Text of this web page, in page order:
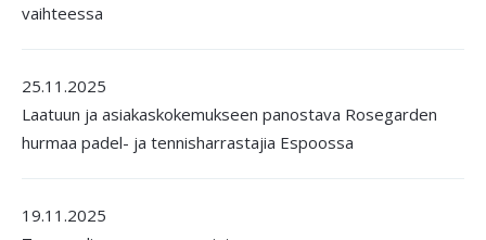
vaihteessa
25.11.2025
Laatuun ja asiakaskokemukseen panostava Rosegarden
hurmaa padel- ja tennisharrastajia Espoossa
19.11.2025